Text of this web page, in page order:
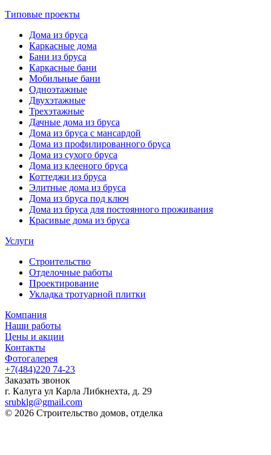
Типовые проекты
Дома из бруса
Каркасные дома
Бани из бруса
Каркасные бани
Мобильные бани
Одноэтажные
Двухэтажные
Трехэтажные
Дачные дома из бруса
Дома из бруса с мансардой
Дома из профилированного бруса
Дома из сухого бруса
Дома из клееного бруса
Коттеджи из бруса
Элитные дома из бруса
Дома из бруса под ключ
Дома из бруса для постоянного проживания
Красивые дома из бруса
Услуги
Строительство
Отделочные работы
Проектирование
Укладка тротуарной плитки
Компания
Наши работы
Цены и акции
Контакты
Фотогалерея
+7(484)220 74-23
Заказать звонок
г. Калуга ул Карла Либкнехта, д. 29
srubklg@gmail.com
© 2026 Строительство домов, отделка